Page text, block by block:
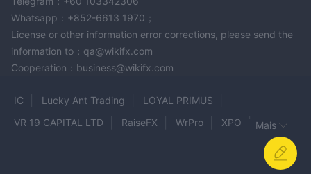
Whatsapp：+852-6613 1970；
License or other information error corrections, please send the
information to：qa@wikifx.com
Cooperation：business@wikifx.com
IC Lucky Ant Trading
LOYAL PRIMUS
VR 19 CAPITAL LTD
RaiseFX WrPro
XPO
Mais